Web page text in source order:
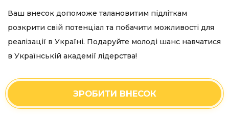
Ваш внесок допоможе талановитим підліткам
розкрити свій потенціал та побачити можливості для
реалізації в Україні. Подаруйте молоді шанс навчатися
в Українській академії лідерства!
ЗРОБИТИ ВНЕСОК